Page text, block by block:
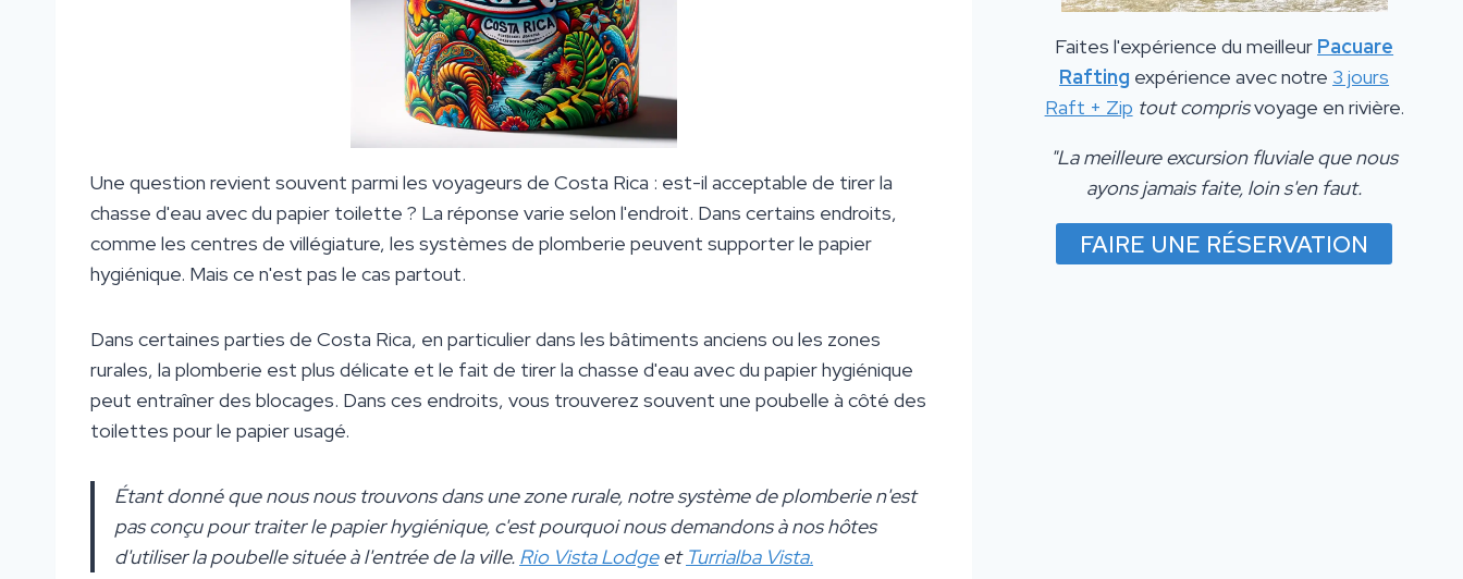
Une question revient souvent parmi les voyageurs de Costa Rica : est-il acceptable de tirer la
chasse d'eau avec du papier toilette ? La réponse varie selon l'endroit. Dans certains endroits,
comme les centres de villégiature, les systèmes de plomberie peuvent supporter le papier
hygiénique. Mais ce n'est pas le cas partout.
Dans certaines parties de Costa Rica, en particulier dans les bâtiments anciens ou les zones
rurales, la plomberie est plus délicate et le fait de tirer la chasse d'eau avec du papier hygiénique
peut entraîner des blocages. Dans ces endroits, vous trouverez souvent une poubelle à côté des
toilettes pour le papier usagé.
Étant donné que nous nous trouvons dans une zone rurale, notre système de plomberie n'est
pas conçu pour traiter le papier hygiénique, c'est pourquoi nous demandons à nos hôtes
d'utiliser la poubelle située à l'entrée de la ville. Rio Vista Lodgeet Turrialba Vista.
Faites l'expérience du meilleur Pacuare
Rafting expérience avec notre 3 jours
Raft + Zip tout comprisvoyage en rivière.
"La meilleure excursion fluviale que nous
ayons jamais faite, loin s'en faut.
FAIRE UNE RÉSERVATION